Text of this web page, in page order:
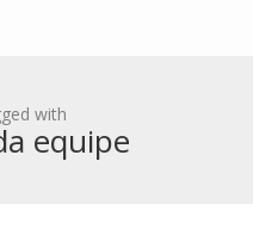
with
equipe